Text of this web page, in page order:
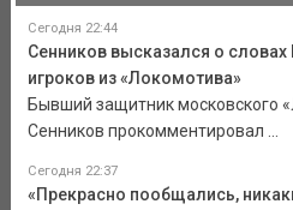
Сегодня 22:44
Сенников высказался о словах
игроков из «Локомотива»
Бывший защитник московского
Сенников прокомментировал ...
Сегодня 22:37
«Прекрасно пообщались,